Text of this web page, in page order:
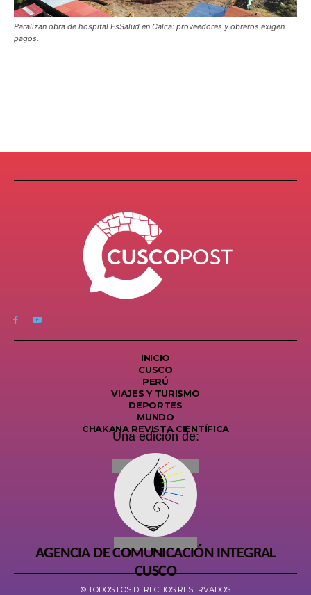
Paralizan obra de hospital EsSalud en Calca: proveedores y obreros exigen
pagos.
INICIO
CUSCO
PERÚ
VIAJES Y TURISMO
DEPORTES
MUNDO
CHAKANA REVISTA CIENTÍFICA
Una edición de:
AGENCIA DE COMUNICACIÓN INTEGRAL
CUSCO
© TODOS LOS DERECHOS RESERVADOS